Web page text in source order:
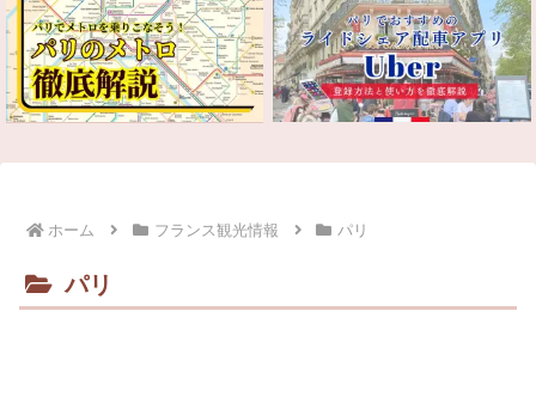
ホーム フランス観光情報 パリ
パリ